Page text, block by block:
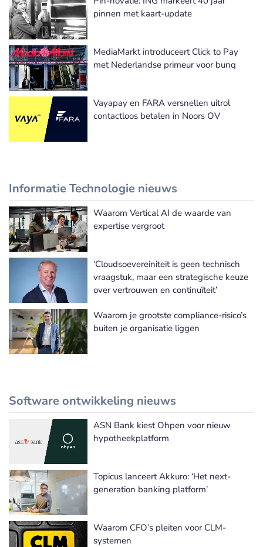
Meer Contactloos betalen nieuws
pinnen met kaart-update
MediaMarkt introduceert Click to Pay
met Nederlandse primeur voor bunq
Vayapay en FARA versnellen uitrol
contactloos betalen in Noors OV
Informatie Technologie nieuws
Meer Informatie Technologie nieuws
Waarom Vertical AI de waarde van
expertise vergroot
‘Cloudsoevereiniteit is geen technisch
vraagstuk, maar een strategische keuze
over vertrouwen en continuïteit’
Waarom je grootste compliance-risico’s
buiten je organisatie liggen
Software ontwikkeling nieuws
Meer Software ontwikkeling nieuws
ASN Bank kiest Ohpen voor nieuw
hypotheekplatform
Topicus lanceert Akkuro: ‘Het next-
generation banking platform’
Waarom CFO’s pleiten voor CLM-
systemen